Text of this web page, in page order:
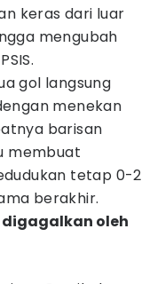
keras dari luar
mengubah
gol langsung
menekan
barisan
membuat
tetap 0-2
berakhir.
digagalkan oleh